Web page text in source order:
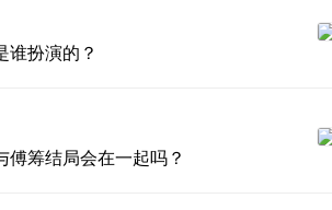
谁扮演的？
傅筹结局会在一起吗？